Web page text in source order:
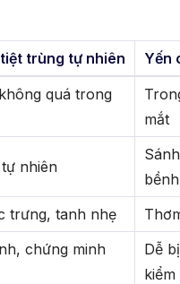
trùng tự nhiên
Yến
quá trong
mắt
nhiên
bềnh
trưng, tanh nhẹ
chứng minh
Dễ